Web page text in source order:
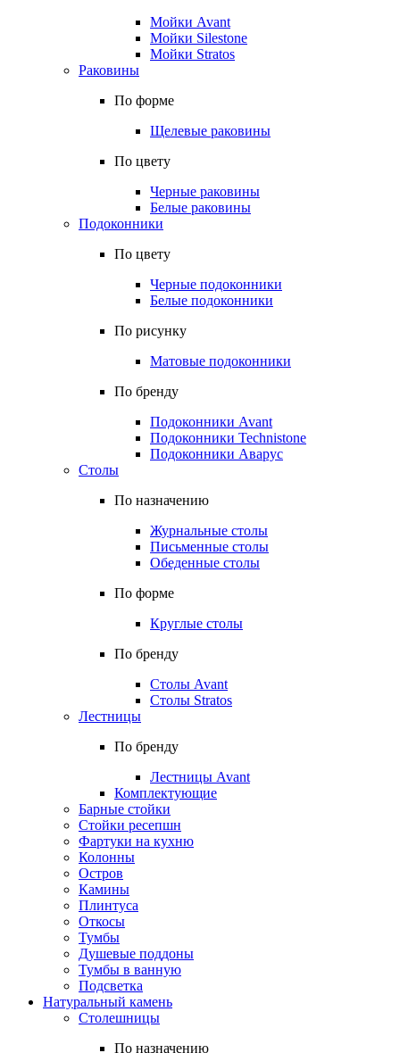
Мойки Avant
Мойки Silestone
Мойки Stratos
Раковины
По форме
Щелевые раковины
По цвету
Черные раковины
Белые раковины
Подоконники
По цвету
Черные подоконники
Белые подоконники
По рисунку
Матовые подоконники
По бренду
Подоконники Avant
Подоконники Technistone
Подоконники Аварус
Столы
По назначению
Журнальные столы
Письменные столы
Обеденные столы
По форме
Круглые столы
По бренду
Столы Avant
Столы Stratos
Лестницы
По бренду
Лестницы Avant
Комплектующие
Барные стойки
Стойки ресепшн
Фартуки на кухню
Колонны
Остров
Камины
Плинтуса
Откосы
Тумбы
Душевые поддоны
Тумбы в ванную
Подсветка
Натуральный камень
Столешницы
По назначению